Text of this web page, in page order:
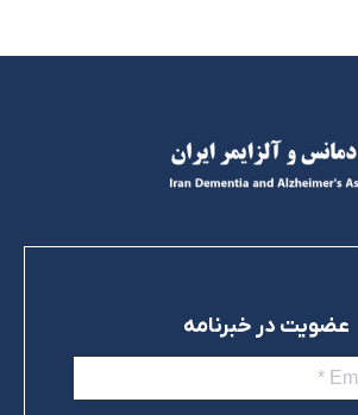
عضویت در خبرنامه